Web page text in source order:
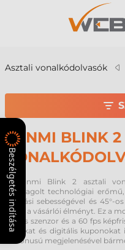
Asztali vonalkódolvasók
SUNMI BLINK 2
A Sunmi Blink 2 asztali
csomagolt technológiai
olvasási sebességével és
emeli a vásárlói élményt. Ez a
MP-es szenzor és a 60 fps
kódokat és digitális kuponokat
kéttónusú megjelenésével
Beszélgetés indítása